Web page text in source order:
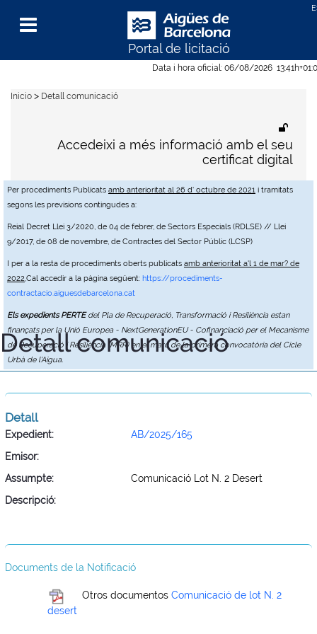
Data i hora oficial: 06/08/2026 13:41h
Per procediments Publicats amb anterioritat al 26 d' octubre de 2021 i tramitats
segons les previsions contingudes a:
Reial Decret Llei 3/2020, de 04 de febrer, de Sectors Especials (RDLSE) // Llei
9/2017, de 08 de novembre, de Contractes del Sector Públic (LCSP)
I per a la resta de procediments oberts publicats amb anterioritat a'l 1 de mar? de
2022,Cal accedir a la pàgina següent: https://procediments-
contractacio.aiguesdebarcelona.cat
Els expedients PERTEdel Pla de Recuperació, Transformació i Resiliència estan
finançats per la Unió Europea - NextGenerationEU - Cofinanciació per el Mecanisme
de Recuperació i Resiliència (MRR) en el marc de la primera convocatòria del Cicle
Urbà de l'Aigua.
Portal de licitació
Menu
Accedeixi a més informació amb el seu
certificat digital
Inicio > Detall comunicació
Detall comunicació
Detall
Expedient:
AB/2025/165
Emisor:
Assumpte:
Comunicació Lot N. 2 Desert
Descripció:
Documents de la Notificació
Otros documentos Comunicació de lot N. 2
desert